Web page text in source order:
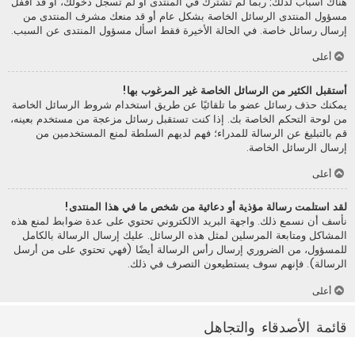
مسؤول المنتدى الرسائل الخاصة بشكل عام أو قد منعك مشرف المنتدى من
إرسال رسائل خاصة. في الحالة الأخيرة فقط اسأل مسؤول المنتدى عن السبب.
أعلى
أستقبل الكثير من الرسائل الخاصة غير المرغوب بها!
يمكنك حذف رسائل عضو ما تلقائيًا عن طريق استخدام شروط الرسائل الخاصة
من لوحة التحكم الخاصة بك. إذا كنت تستقبل رسائل مزعجة من مستخدم بعينه،
قم بالتبليغ عن الرسالة للمدراء؛ فهم لديهم السلطة لمنع المستخدمين من
إرسال الرسائل الخاصة.
أعلى
لقد استلمت رسالة مؤذية أو دعائية من شخص ما في هذا المنتدى!
نأسف أن نسمع ذلك. واجهة البريد الالكتروني تحتوي على عدة ضوابط لمنع هذه
المشاكل ومتابعة المرسلين لمثل هذه الرسائل. عليك إرسال الرسالة بالكامل
للمسؤول، من الضروري إرسال رأس الرسالة أيضًا (فهي تحتوي على من أرسل
الرسالة). فإنهم سوف يستطيعون التصرف في ذلك.
أعلى
قائمة الأصدقاء والتجاهل